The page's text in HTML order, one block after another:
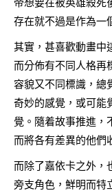
帝想要在被英雄殺死
存在就不過是作為一
其實，甚喜歡動畫中
而分佈有不同人格再
容貌又不同標識，總
奇妙的感覺，或可能
覺。隨着故事推進，
而將各有差異的他們
而除了嘉依卡之外，
旁支角色，鮮明而特